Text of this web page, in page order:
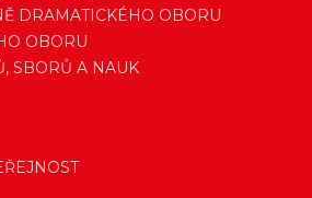
DRAMATICKÉHO OBORU
OBORU
SBORŮ A NAUK